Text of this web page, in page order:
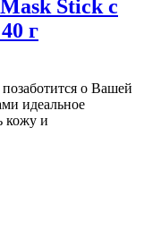
Stick с
г
о Вашей
идеальное
кожу и